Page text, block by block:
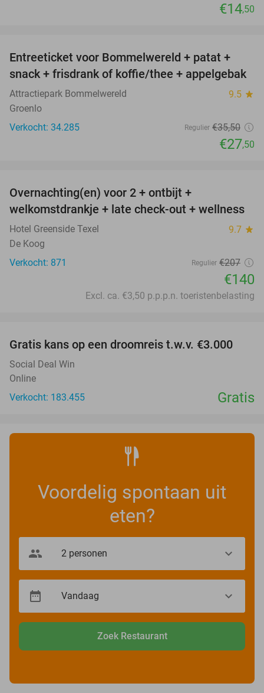
€14,50
23%
Entreeticket voor Bommelwereld + patat +
snack + frisdrank of koffie/thee + appelgebak
Attractiepark Bommelwereld 9.5 star
Groenlo
Verkocht: 34.285
Regulier €35,50
€27,50
Overnachting(en) voor 2 + ontbijt +
welkomstdrankje + late check-out + wellness
Hotel Greenside Texel 9.7 star
De Koog
Verkocht: 871
Regulier €207
€140
Excl. ca. €3,50 p.p.p.n. toeristenbelasting
Gratis kans op een droomreis t.w.v. €3.000
Social Deal Win
Online
Verkocht: 183.455
Gratis
Voordelig spontaan uit
eten?
Zoek Restaurant